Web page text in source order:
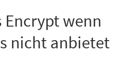
Encrypt wenn
nicht anbietet